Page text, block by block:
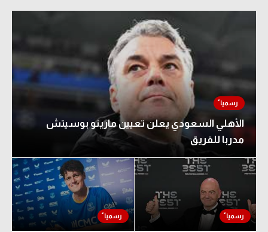
الأهلي السعودي يعلن تعيين مارينو بوسيتش
مدربا للفريق